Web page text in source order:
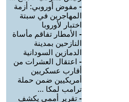
- مفوض أوروبي: أزمة
المهاجرين في سبتة
اختبار لأوروبا
- الأمطار تفاقم مأساة
النازحين بمدينة
الدمازين السودانية
- اعتقال العشرات من
أقارب عسكريين
أمريكيين ضمن حملة
ترامب لمكا ...
- تقرير أممي يكشف